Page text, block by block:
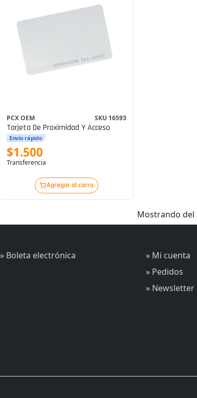
PCX OEM SKU 16593
Tarjeta De Proximidad Y Acceso
Envío rápido
$1.500
Transferencia
Agregar al carro
Mostrando del
» Boleta electrónica
» Mi cuenta
» Pedidos
» Newsletter